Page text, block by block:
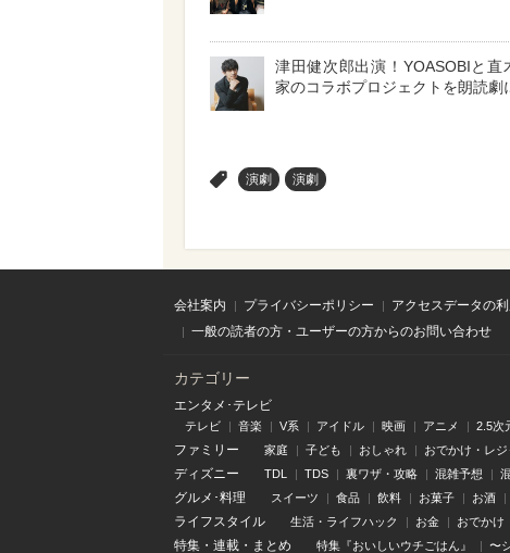
津田健次郎出演！YOASOBIと直
家のコラボプロジェクトを朗読劇
演劇 演劇
会社案内 プライバシーポリシー アクセスデータの
一般の読者の方・ユーザーの方からのお問い合わせ
カテゴリー
エンタメ･テレビ
テレビ 音楽 V系 アイドル 映画 アニメ 2.5次
ファミリー 家庭 子ども おしゃれ おでかけ・レジ
ディズニー TDL TDS 裏ワザ・攻略 混雑予想
グルメ･料理 スイーツ 食品 飲料 お菓子 お酒
ライフスタイル 生活・ライフハック お金 おでかけ
特集 ・ 連載 ・ まとめ 特集『おいしいウチごはん』 〜